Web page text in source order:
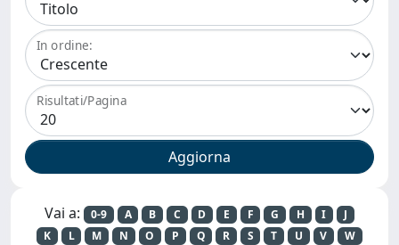
In ordine:
Risultati/Pagina
Vai a: 0-9 A B C D E F G H I
J
K
L M N O P Q R S T U V
W